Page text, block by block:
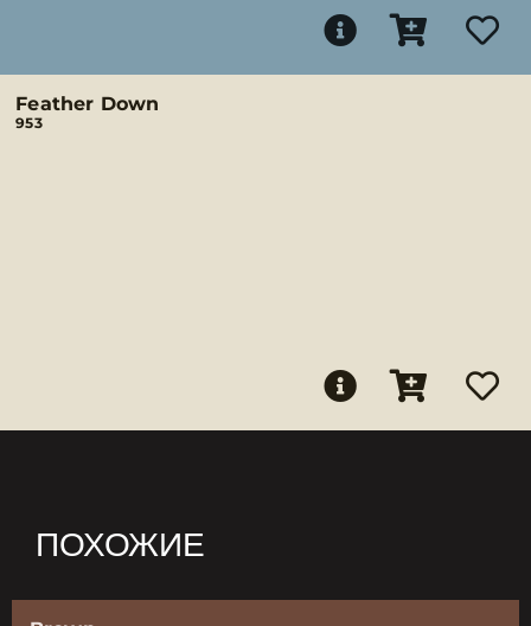
Feather Down
953
ПОХОЖИЕ